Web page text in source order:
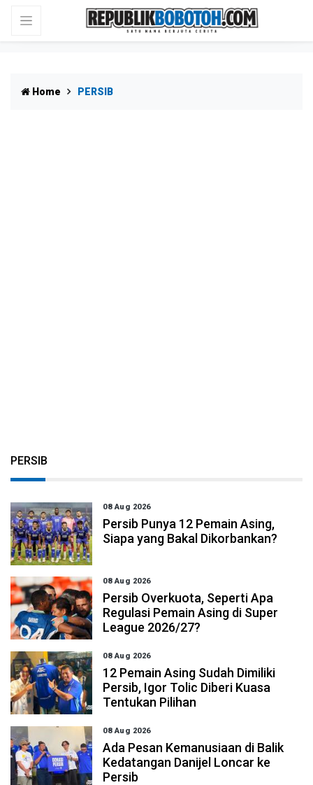
Home PERSIB
PERSIB
08 Aug 2026
Persib Punya 12 Pemain Asing,
Siapa yang Bakal Dikorbankan?
08 Aug 2026
Persib Overkuota, Seperti Apa
Regulasi Pemain Asing di Super
League 2026/27?
08 Aug 2026
12 Pemain Asing Sudah Dimiliki
Persib, Igor Tolic Diberi Kuasa
Tentukan Pilihan
08 Aug 2026
Ada Pesan Kemanusiaan di Balik
Kedatangan Danijel Loncar ke
Persib